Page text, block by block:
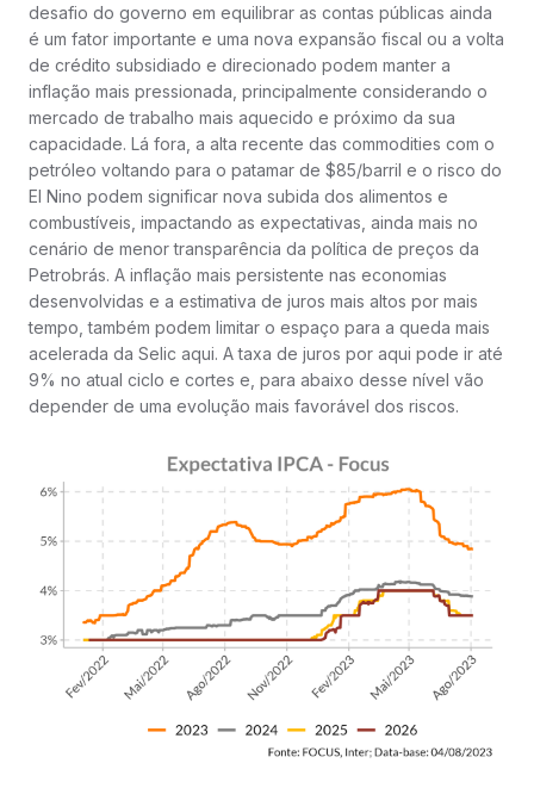
desafio do governo em equilibrar as contas públicas ainda
é um fator importante e uma nova expansão fiscal ou a volta
de crédito subsidiado e direcionado podem manter a
inflação mais pressionada, principalmente considerando o
mercado de trabalho mais aquecido e próximo da sua
capacidade. Lá fora, a alta recente das commodities com o
petróleo voltando para o patamar de $85/barril e o risco do
El Nino podem significar nova subida dos alimentos e
combustíveis, impactando as expectativas, ainda mais no
cenário de menor transparência da política de preços da
Petrobrás. A inflação mais persistente nas economias
desenvolvidas e a estimativa de juros mais altos por mais
tempo, também podem limitar o espaço para a queda mais
acelerada da Selic aqui. A taxa de juros por aqui pode ir até
9% no atual ciclo e cortes e, para abaixo desse nível vão
depender de uma evolução mais favorável dos riscos.